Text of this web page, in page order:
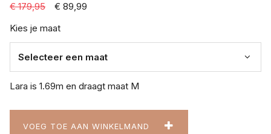
€ 179,95
€ 89,99
Kies je maat
Lara is 1.69m en draagt maat M
VOEG TOE AAN WINKELMAND